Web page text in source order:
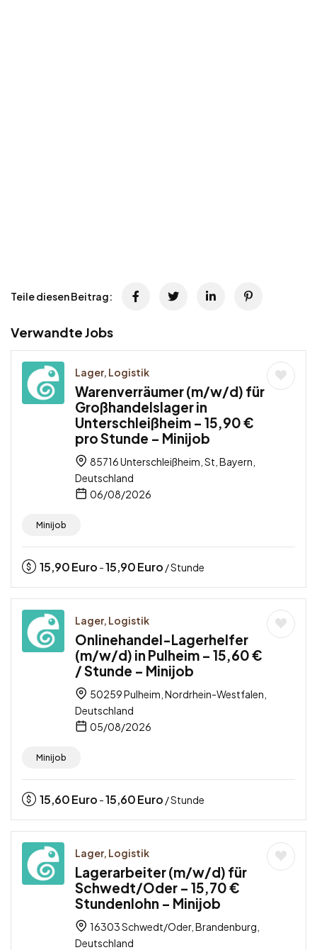
Teile diesen Beitrag:
Verwandte Jobs
Lager, Logistik
Warenverräumer (m/w/d) für
Großhandelslager in
Unterschleißheim – 15,90 €
pro Stunde – Minijob
85716 Unterschleißheim, St, Bayern,
Deutschland
06/08/2026
Minijob
15,90Euro -15,90Euro / Stunde
Lager, Logistik
Onlinehandel-Lagerhelfer
(m/w/d) in Pulheim – 15,60 €
/ Stunde – Minijob
50259 Pulheim, Nordrhein-Westfalen,
Deutschland
05/08/2026
Minijob
15,60Euro -15,60Euro / Stunde
Lager, Logistik
Lagerarbeiter (m/w/d) für
Schwedt/Oder – 15,70 €
Stundenlohn – Minijob
16303 Schwedt/Oder, Brandenburg,
Deutschland